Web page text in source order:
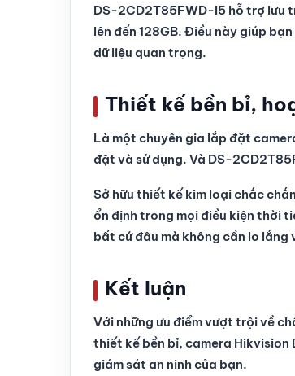
DS-2CD2T85FWD-I5 hỗ trợ lưu
lên đến 128GB. Điều này giúp
dữ liệu quan trọng.
Thiết kế bền bỉ,
Là một chuyên gia lắp đặt
đặt và sử dụng. Và DS-
Sở hữu thiết kế kim loại chắc
ổn định trong mọi điều kiện thời
bất cứ đâu mà không cần lo
Kết luận
Với những ưu điểm vượt trội về
thiết kế bền bỉ, camera
giám sát an ninh của bạn.